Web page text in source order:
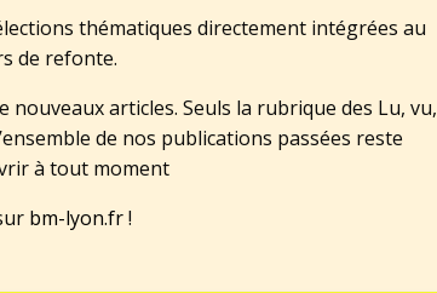
thématiques directement intégrées au
de refonte.
articles. Seuls la rubrique des Lu, vu,
de nos publications passées reste
à tout moment
bm-lyon.fr!